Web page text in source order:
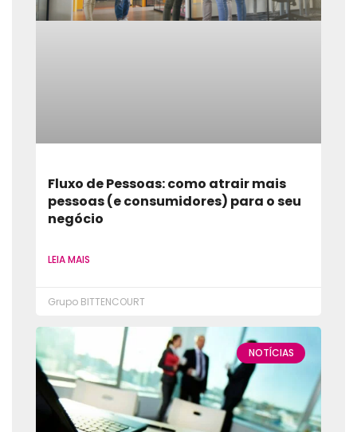
Fluxo de Pessoas: como atrair mais
pessoas (e consumidores) para o seu
negócio
LEIA MAIS
Grupo BITTENCOURT
NOTÍCIAS